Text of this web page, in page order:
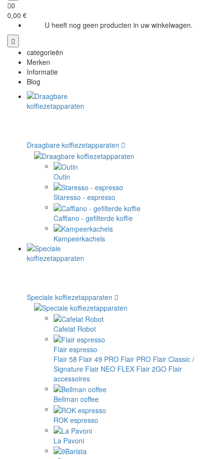
0
0,00 €
U heeft nog geen producten in uw winkelwagen.
categorieën
Merken
Informatie
Blog
Draagbare koffiezetapparaten
Outin
Staresso - espresso
Cafflano - gefilterde koffie
Kampeerkachels
Speciale koffiezetapparaten
Cafelat Robot
Flair espresso
Flair 58 Flair 49 PRO Flair PRO Flair Classic /
Signature Flair NEO FLEX Flair 2GO Flair
accessoires
Bellman coffee
ROK espresso
La Pavoni